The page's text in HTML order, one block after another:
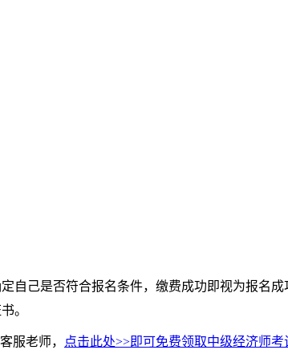
己是否符合报名条件，缴费成功即视为报名成
。
服老师， 点击此处>>即可免费领取中级经济师